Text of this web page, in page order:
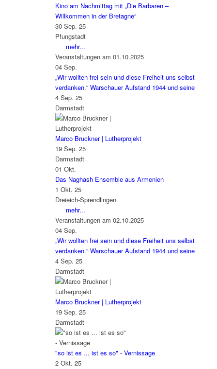
Kino am Nachmittag mit „Die Barbaren –
Willkommen in der Bretagne“
30 Sep. 25
Pfungstadt
mehr...
Veranstaltungen am 01.10.2025
04 Sep.
„Wir wollten frei sein und diese Freiheit uns selbst
verdanken.“ Warschauer Aufstand 1944 und seine
4 Sep. 25
Darmstadt
Marco Bruckner | Lutherprojekt
19 Sep. 25
Darmstadt
01 Okt.
Das Naghash Ensemble aus Armenien
1 Okt. 25
Dreieich-Sprendlingen
mehr...
Veranstaltungen am 02.10.2025
04 Sep.
„Wir wollten frei sein und diese Freiheit uns selbst
verdanken.“ Warschauer Aufstand 1944 und seine
4 Sep. 25
Darmstadt
Marco Bruckner | Lutherprojekt
19 Sep. 25
Darmstadt
"so ist es ... ist es so" - Vernissage
2 Okt. 25